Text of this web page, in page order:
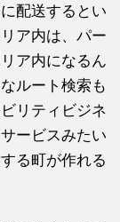
配送するとい
ア内は、パー
ア内になるん
ルート検索も
リティビジネ
ービスみたい
る町が作れる